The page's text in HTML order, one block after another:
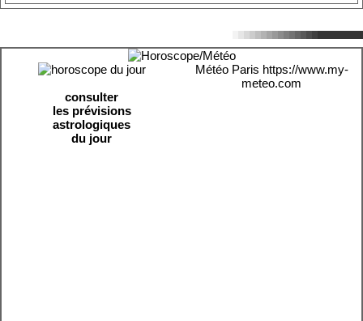
consulter
les prévisions
astrologiques
du jour
Météo Paris https://www.my-
meteo.com